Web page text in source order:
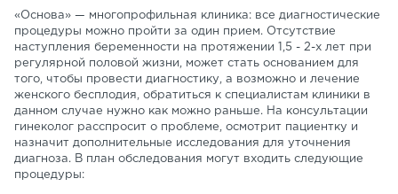
«Основа» — многопрофильная клиника: все диагностические
процедуры можно пройти за один прием. Отсутствие
наступления беременности на протяжении 1,5 - 2-х лет при
регулярной половой жизни, может стать основанием для
того, чтобы провести диагностику, а возможно и лечение
женского бесплодия, обратиться к специалистам клиники в
данном случае нужно как можно раньше. На консультации
гинеколог расспросит о проблеме, осмотрит пациентку и
назначит дополнительные исследования для уточнения
диагноза. В план обследования могут входить следующие
процедуры: